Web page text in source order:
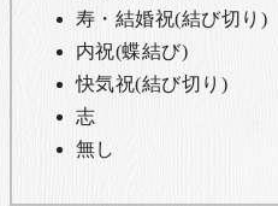
寿・結婚祝(結び切り)
内祝(蝶結び)
快気祝(結び切り)
志
無し